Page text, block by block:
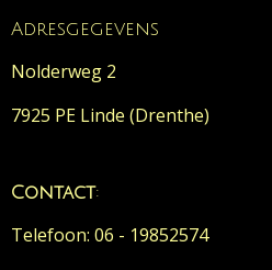
Adresgegevens
Nolderweg 2
7925 PE Linde (Drenthe)
Contact:
Telefoon: 06 - 19852574